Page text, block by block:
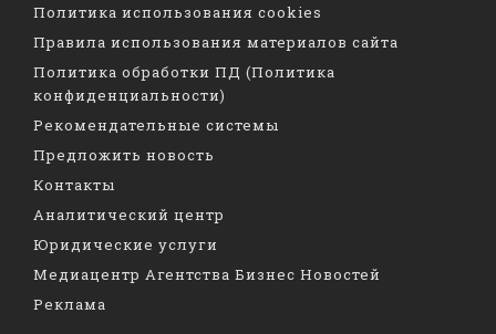
Политика использования cookies
Правила использования материалов сайта
Политика обработки ПД (Политика
конфиденциальности)
Рекомендательные системы
Предложить новость
Контакты
Аналитический центр
Юридические услуги
Медиацентр Агентства Бизнес Новостей
Реклама